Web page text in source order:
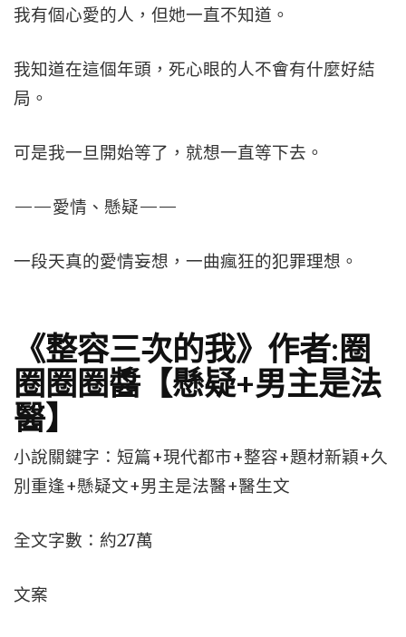
我有個心愛的人，但她一直不知道。
我知道在這個年頭，死心眼的人不會有什麼好結
局。
可是我一旦開始等了，就想一直等下去。
——愛情、懸疑——
一段天真的愛情妄想，一曲瘋狂的犯罪理想。
《整容三次的我》作者:圈
圈圈圈醬【懸疑+男主是法
醫】
小說關鍵字：短篇+現代都市+整容+題材新穎+久
別重逢+懸疑文+男主是法醫+醫生文
全文字數：約27萬
文案